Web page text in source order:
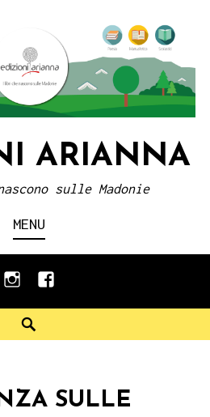
ARIANNA
sulle Madonie
MENU
instagramfacebook
SULLE